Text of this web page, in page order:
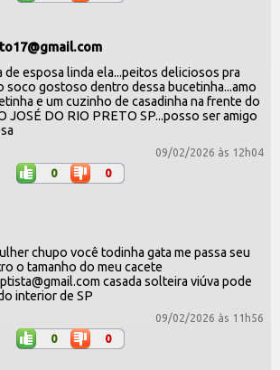
de esposa linda ela...peitos deliciosos pra
soco gostoso dentro dessa bucetinha...amo
e um cuzinho de casadinha na frente do
JOSÉ DO RIO PRETO SP...posso ser amigo
09/02/2026 às 12h04
0 0
chupo você todinha gata me passa seu
o tamanho do meu cacete
casada solteira viúva pode
interior de SP
09/02/2026 às 11h56
0 0